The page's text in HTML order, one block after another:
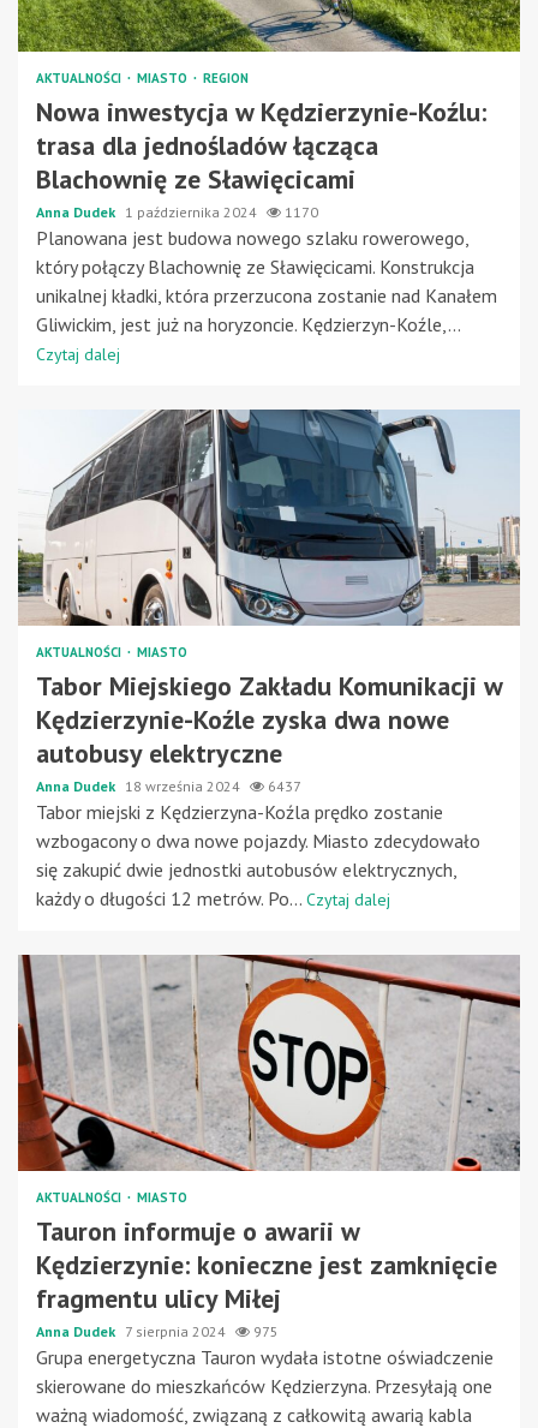
AKTUALNOŚCI MIASTO REGION
Nowa inwestycja w Kędzierzynie-Koźlu:
trasa dla jednośladów łącząca
Blachownię ze Sławięcicami
Anna Dudek 1 października 2024 1170
Planowana jest budowa nowego szlaku rowerowego,
który połączy Blachownię ze Sławięcicami. Konstrukcja
unikalnej kładki, która przerzucona zostanie nad Kanałem
Gliwickim, jest już na horyzoncie. Kędzierzyn-Koźle,...
Czytaj dalej
AKTUALNOŚCI MIASTO
Tabor Miejskiego Zakładu Komunikacji w
Kędzierzynie-Koźle zyska dwa nowe
autobusy elektryczne
Anna Dudek 18 września 2024 6437
Tabor miejski z Kędzierzyna-Koźla prędko zostanie
wzbogacony o dwa nowe pojazdy. Miasto zdecydowało
się zakupić dwie jednostki autobusów elektrycznych,
każdy o długości 12 metrów. Po... Czytaj dalej
AKTUALNOŚCI MIASTO
Tauron informuje o awarii w
Kędzierzynie: konieczne jest zamknięcie
fragmentu ulicy Miłej
Anna Dudek 7 sierpnia 2024 975
Grupa energetyczna Tauron wydała istotne oświadczenie
skierowane do mieszkańców Kędzierzyna. Przesyłają one
ważną wiadomość, związaną z całkowitą awarią kabla